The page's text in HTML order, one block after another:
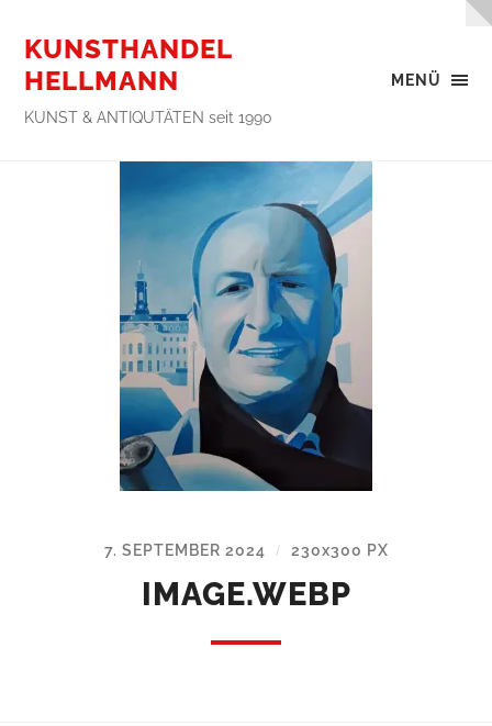
MENÜ
KUNSTHANDEL
HELLMANN
KUNST & ANTIQUTÄTEN seit 1990
7. SEPTEMBER 2024 / 230x300 PX
IMAGE.WEBP